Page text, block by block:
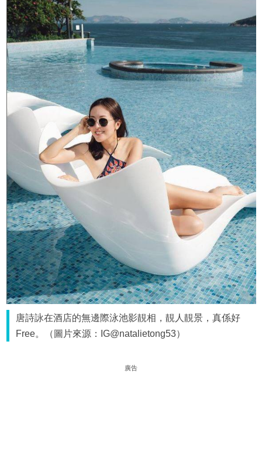
唐詩詠在酒店的無邊際泳池影靚相，靚人靚景，真係好
Free。（圖片來源：IG@natalietong53）
廣告